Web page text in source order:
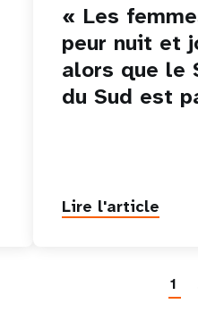
« Les
peur nuit et
alors que le
du Sud est
Lire l'article
1